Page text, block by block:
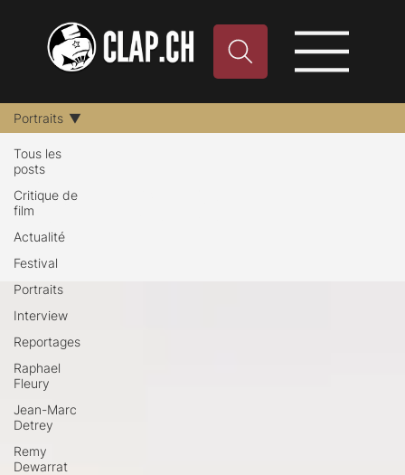
Tous les
posts
Critique de
film
Actualité
Festival
Portraits
Interview
Reportages
Raphael
Fleury
Jean-Marc
Detrey
Remy
Dewarrat
Portraits
Portraits